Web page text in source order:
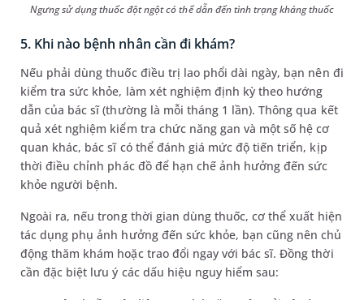
Ngưng sử dụng thuốc đột ngột có thể dẫn đến tình trạng kháng thuốc
5. Khi nào bệnh nhân cần đi khám?
Nếu phải dùng thuốc điều trị lao phổi dài ngày, bạn nên đi
kiểm tra sức khỏe, làm xét nghiệm định kỳ theo hướng
dẫn của bác sĩ (thường là mỗi tháng 1 lần). Thông qua kết
quả xét nghiệm kiểm tra chức năng gan và một số hệ cơ
quan khác, bác sĩ có thể đánh giá mức độ tiến triển, kịp
thời điều chỉnh phác đồ để hạn chế ảnh hưởng đến sức
khỏe người bệnh.
Ngoài ra, nếu trong thời gian dùng thuốc, cơ thể xuất hiện
tác dụng phụ ảnh hưởng đến sức khỏe, bạn cũng nên chủ
động thăm khám hoặc trao đổi ngay với bác sĩ. Đồng thời
cần đặc biệt lưu ý các dấu hiệu nguy hiểm sau: